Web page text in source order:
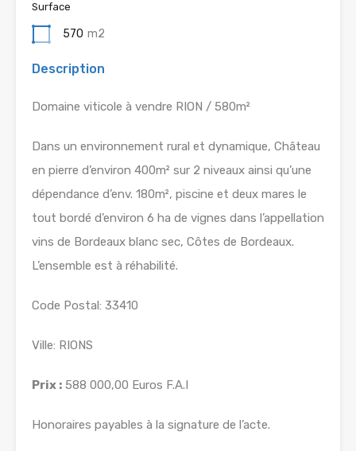
Surface
570 m2
Description
Domaine viticole à vendre RION / 580m²
Dans un environnement rural et dynamique, Château
en pierre d’environ 400m² sur 2 niveaux ainsi qu’une
dépendance d’env. 180m², piscine et deux mares le
tout bordé d’environ 6 ha de vignes dans l’appellation
vins de Bordeaux blanc sec, Côtes de Bordeaux.
L’ensemble est à réhabilité.
Code Postal: 33410
Ville: RIONS
Prix : 588 000,00 Euros F.A.I
Honoraires payables à la signature de l’acte.